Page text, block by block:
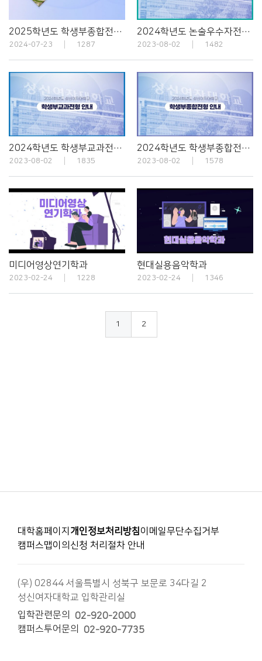
2025학년도 학생부종합전형 안내
2024-07-23 1287
2024학년도 논술우수자전형 안내
2023-08-02 1482
2024학년도 학생부교과전형 안내
2023-08-02 1835
2024학년도 학생부종합전형 안내
2023-08-02 1578
미디어영상연기학과
2023-02-24 1228
현대실용음악학과
2023-02-24 1346
1 2
대학홈페이지 개인정보처리방침이메일무단수집거부
캠퍼스맵이의신청 처리절차 안내
(우) 02844 서울특별시 성북구 보문로 34다길 2
성신여자대학교 입학관리실
입학관련문의
02-920-2000
캠퍼스투어문의
02-920-7735